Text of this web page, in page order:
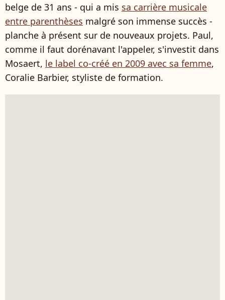
belge de 31 ans - qui a mis sa carrière musicale
entre parenthèses malgré son immense succès -
planche à présent sur de nouveaux projets. Paul,
comme il faut dorénavant l'appeler, s'investit dans
Mosaert, le label co-créé en 2009 avec sa femme,
Coralie Barbier, styliste de formation.